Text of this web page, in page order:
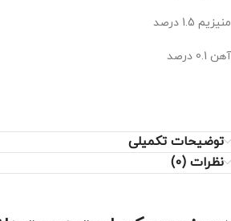
منیزیم 1.5 درصد
آهن 0.1 درصد
توضیحات تکمیلی
نظرات (0)